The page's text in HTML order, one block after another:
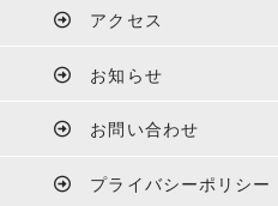
アクセス
お知らせ
お問い合わせ
プライバシーポリシー